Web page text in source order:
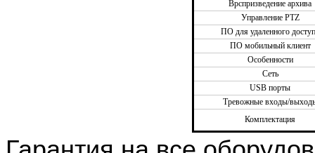
Врспризведение архива
Управление PTZ
ПО для удаленного
ПО мобильный клиент
Особенности
Сеть
USB порты
Тревожные входы/
Комплектация